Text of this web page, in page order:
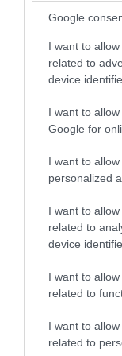
Google
I want to
related to
device
I want to
Google for
I want to
personalized
I want to
related to
device
I want to
related to
I want to
related to
ΔΙΑΒΑΣΤΕ
Σοβαρή
ξυλοδαρμός
Αύγουστος
σοκάκια
των γεύσεων